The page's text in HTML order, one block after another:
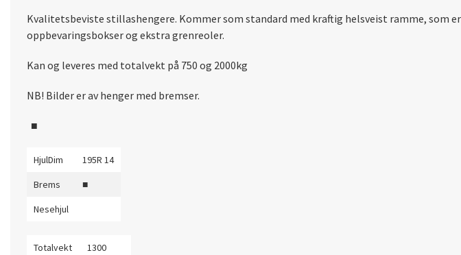
Kvalitetsbeviste stillashengere. Kommer som standard med kraftig helsveist ramme,
oppbevaringsbokser og ekstra grenreoler.
Kan og leveres med totalvekt på 750 og 2000kg
NB! Bilder er av henger med bremser.
■
HjulDim
195R 14
Brems
■
Nesehjul
Totalvekt
1300